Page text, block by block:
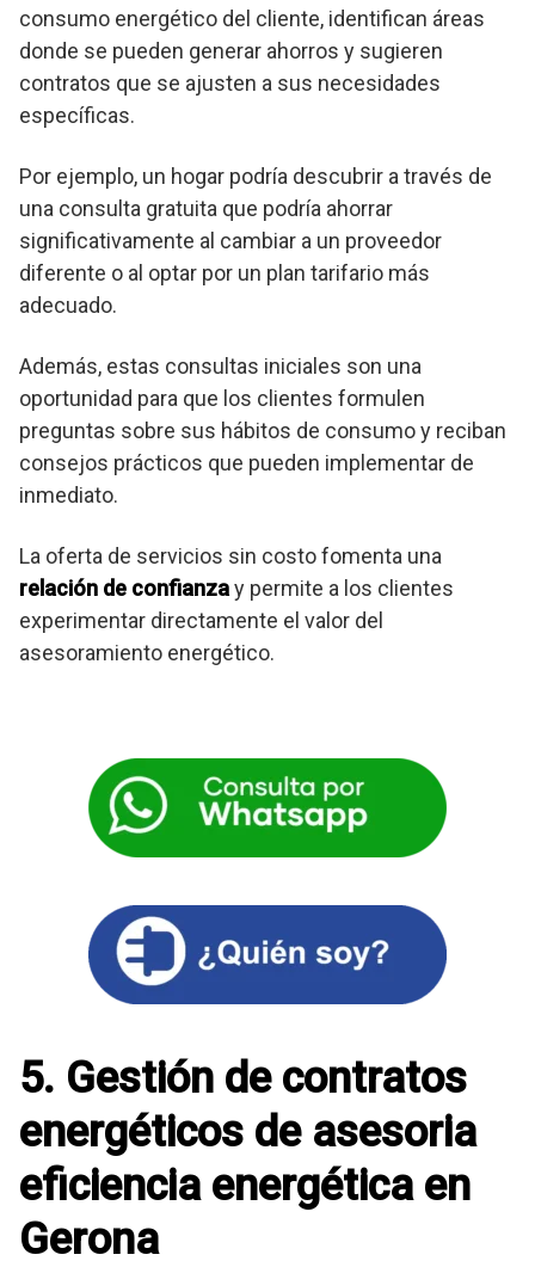
consumo energético del cliente, identifican áreas
donde se pueden generar ahorros y sugieren
contratos que se ajusten a sus necesidades
específicas.
Por ejemplo, un hogar podría descubrir a través de
una consulta gratuita que podría ahorrar
significativamente al cambiar a un proveedor
diferente o al optar por un plan tarifario más
adecuado.
Además, estas consultas iniciales son una
oportunidad para que los clientes formulen
preguntas sobre sus hábitos de consumo y reciban
consejos prácticos que pueden implementar de
inmediato.
La oferta de servicios sin costo fomenta una
relación de confianzay permite a los clientes
experimentar directamente el valor del
asesoramiento energético.
5. Gestión de contratos
energéticos de asesoria
eficiencia energética en
Gerona